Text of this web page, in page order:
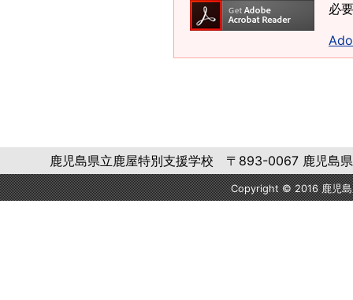
必
鹿児島県立鹿屋特別支援学校 〒893-0067 鹿児
Copyright © 2016 鹿児島